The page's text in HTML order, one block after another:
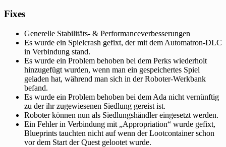
Fixes
Generelle Stabilitäts- & Performanceverbesserungen
Es wurde ein Spielcrash gefixt, der mit dem Automatron-DLC
in Verbindung stand.
Es wurde ein Problem behoben bei dem Perks wiederholt
hinzugefügt wurden, wenn man ein gespeichertes Spiel
geladen hat, während man sich in der Roboter-Werkbank
befand.
Es wurde ein Problem behoben bei dem Ada nicht vernünftig
zu der ihr zugewiesenen Siedlung gereist ist.
Roboter können nun als Siedlungshändler eingesetzt werden.
Ein Fehler in Verbindung mit „Appropriation“ wurde gefixt,
Blueprints tauchten nicht auf wenn der Lootcontainer schon
vor dem Start der Quest gelootet wurde.